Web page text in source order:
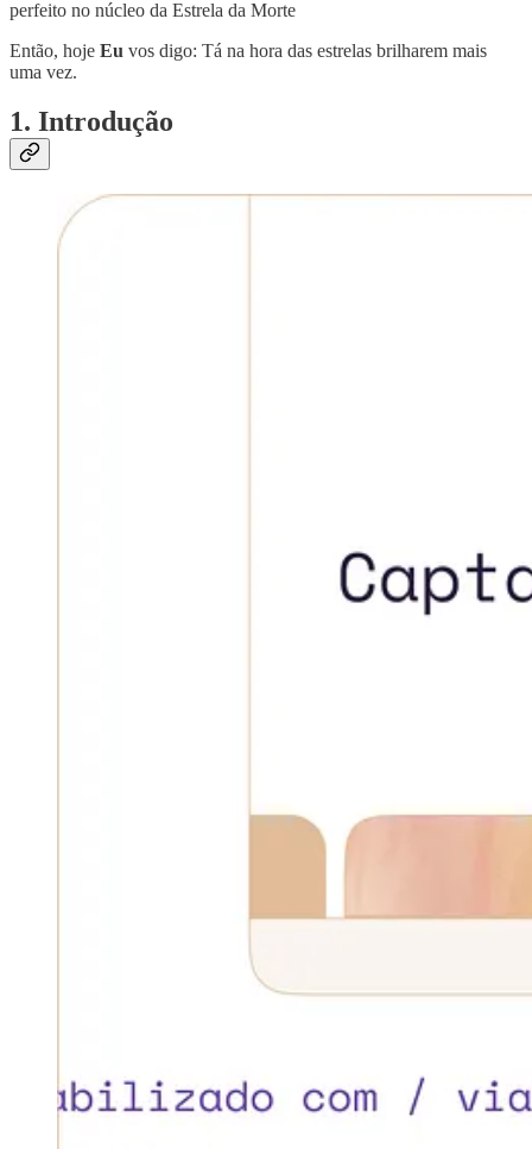
perfeito no núcleo da Estrela da Morte
Então, hoje Eu vos digo: Tá na hora das estrelas brilharem mais
uma vez.
1. Introdução